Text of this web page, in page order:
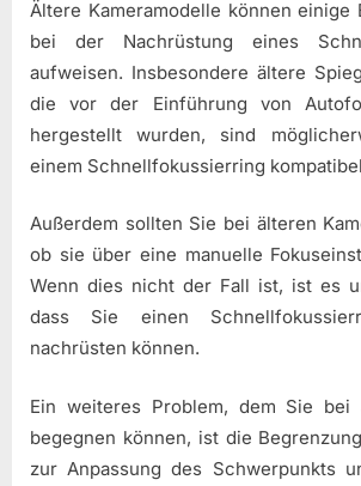
Ältere Kameramodelle können einige
bei der Nachrüstung eines
aufweisen. Insbesondere ältere
die vor der Einführung von
hergestellt wurden, sind
einem Schnellfokussierring
Außerdem sollten Sie bei älteren
ob sie über eine manuelle
Wenn dies nicht der Fall ist, ist es
dass Sie einen
nachrüsten können.
Ein weiteres Problem, dem Sie bei
begegnen können, ist die
zur Anpassung des Schwerpunkts